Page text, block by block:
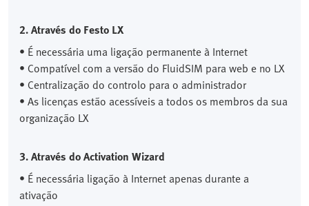
2. Através do Festo LX
• É necessária uma ligação permanente à Internet
• Compatível com a versão do FluidSIM para web e no LX
• Centralização do controlo para o administrador
• As licenças estão acessíveis a todos os membros da sua
organização LX
3. Através do Activation Wizard
• É necessária ligação à Internet apenas durante a
ativação